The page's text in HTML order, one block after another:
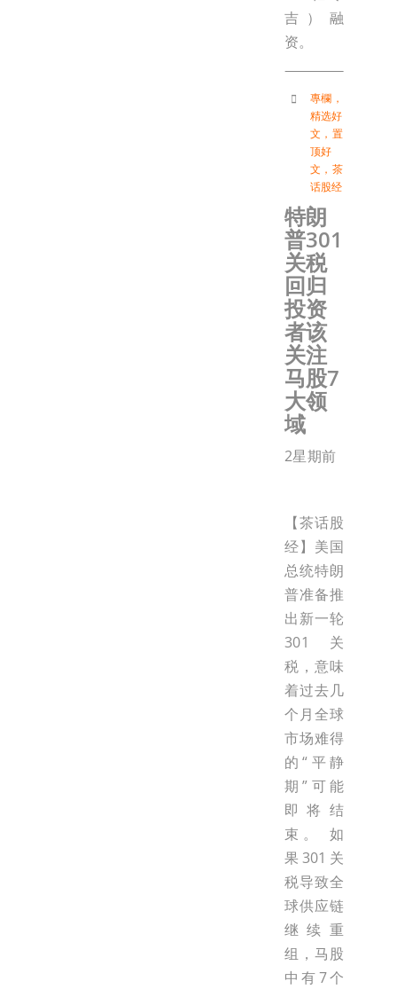
吉）融
资。
專欄 ，
精选好
文 ， 置
顶好
文 ， 茶
话股经
特朗
普301
关税
回归
投资
者该
关注
马股7
大领
域
2星期前
【茶话股
经】美国
总统特朗
普准备推
出新一轮
301关
税，意味
着过去几
个月全球
市场难得
的“平静
期”可能
即将结
束。 如
果301关
税导致全
球供应链
继续重
组，马股
中有7个